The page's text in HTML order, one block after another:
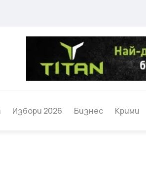
Избори 2026 Бизнес Крими